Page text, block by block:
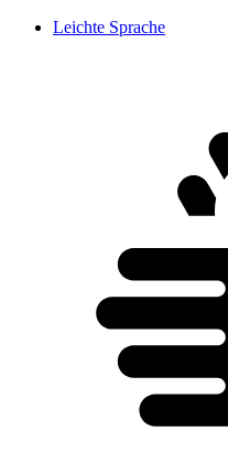
Leichte Sprache